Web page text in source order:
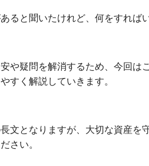
あると聞いたけれど、何をすれば
や疑問を解消するため、今回は
すく解説していきます。
文となりますが、大切な資産を
さい。